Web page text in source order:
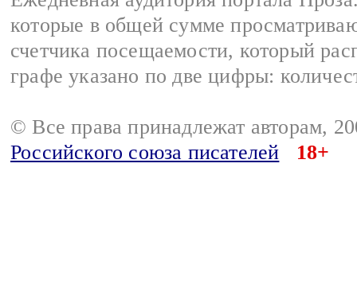
которые в общей сумме
счетчика посещаемости, который
графе указано по две цифры:
© Все права принадлежат авторам,
Российского союза писателей
18+